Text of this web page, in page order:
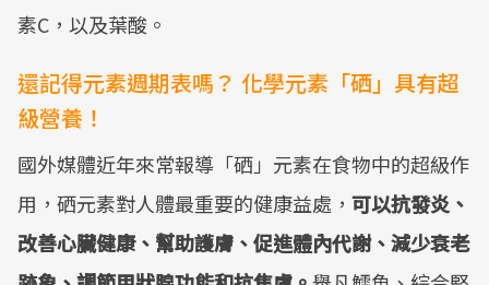
素C，以及葉酸。
還記得元素週期表嗎？ 化學元素「硒」具有超
級營養！
國外媒體近年來常報導「硒」元素在食物中的超級作
用，硒元素對人體最重要的健康益處， 可以抗發炎、
改善心臟健康、幫助護膚、促進體內代謝、減少衰老